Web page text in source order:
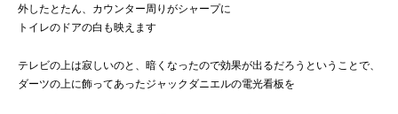
外したとたん、カウンター周りがシャープに
トイレのドアの白も映えます
テレビの上は寂しいのと、暗くなったので効果が出るだろうということで、
ダーツの上に飾ってあったジャックダニエルの電光看板を